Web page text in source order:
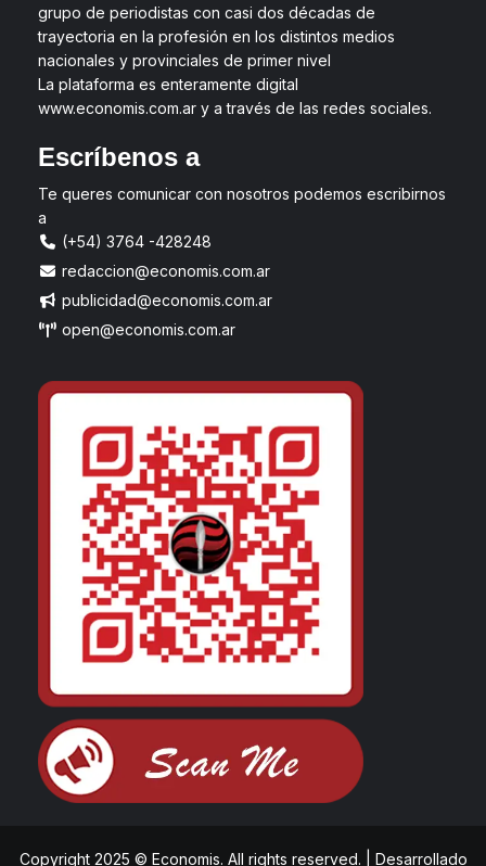
grupo de periodistas con casi dos décadas de
trayectoria en la profesión en los distintos medios
nacionales y provinciales de primer nivel
La plataforma es enteramente digital
www.economis.com.ar y a través de las redes sociales.
Escríbenos a
Te queres comunicar con nosotros podemos escribirnos
a
(+54) 3764 -428248
redaccion@economis.com.ar
publicidad@economis.com.ar
open@economis.com.ar
Copyright 2025 © Economis. All rights reserved. Desarrollado